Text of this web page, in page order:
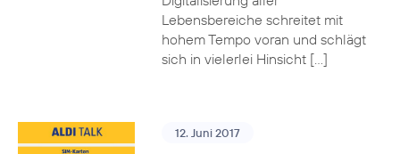
Lebensbereiche schreitet mit
hohem Tempo voran und schlägt
sich in vielerlei Hinsicht […]
12. Juni 2017